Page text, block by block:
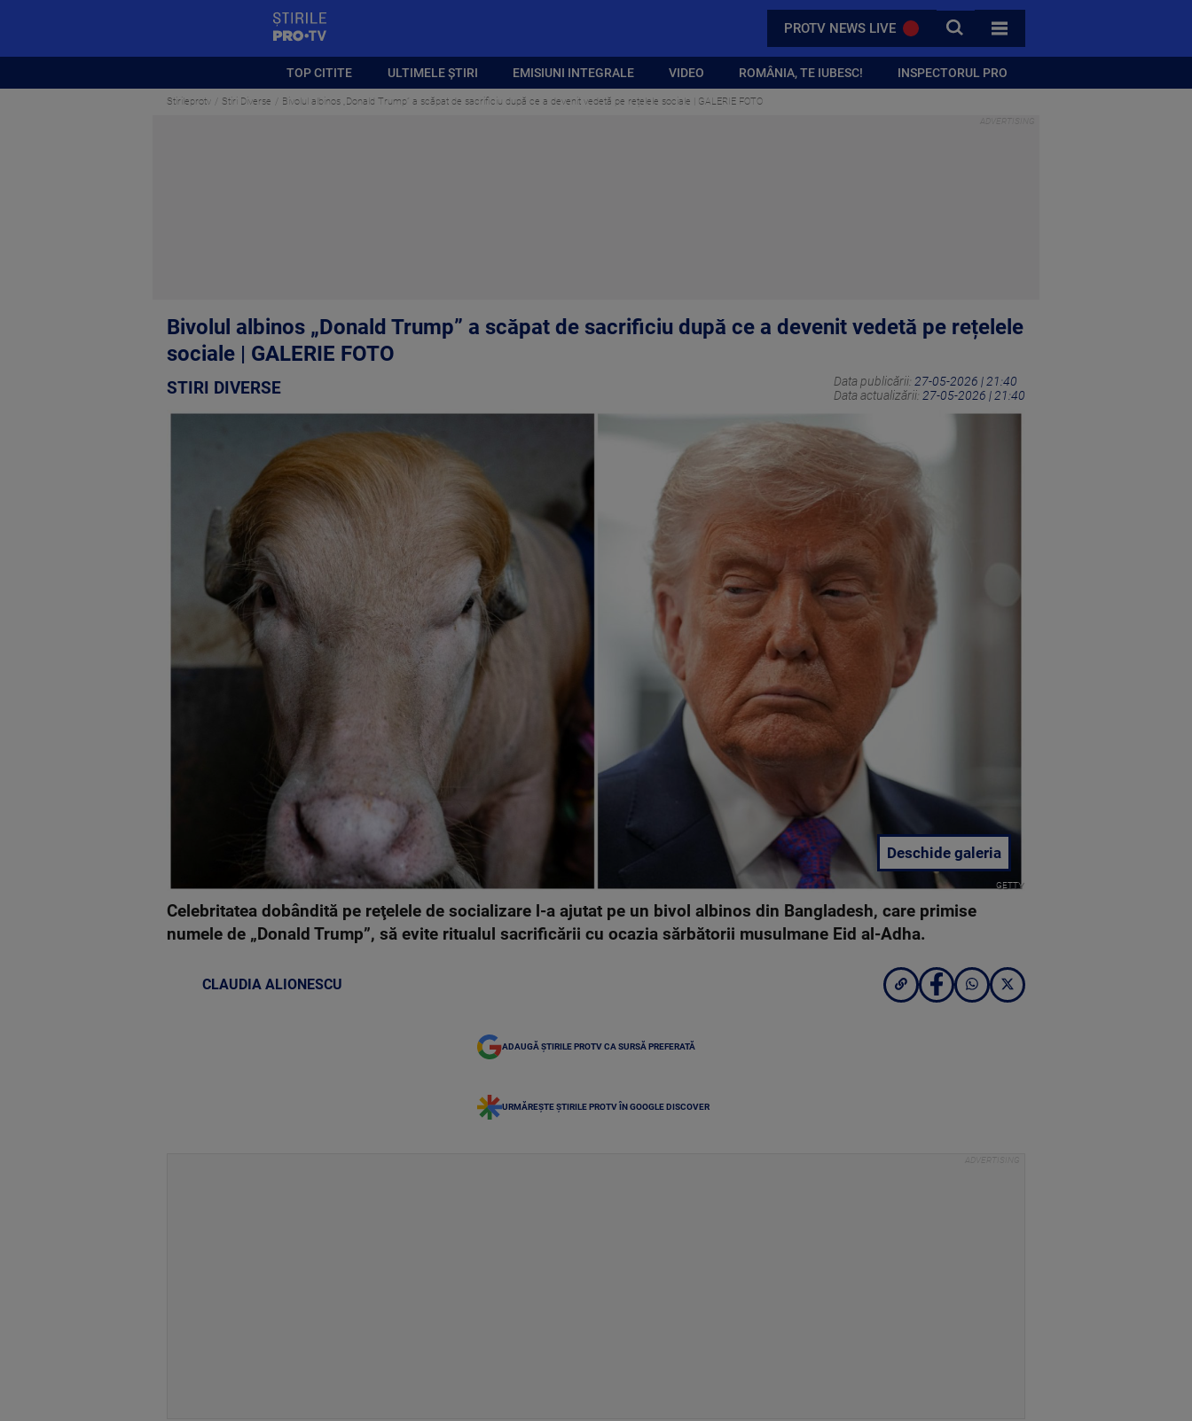
PROTV NEWS LIVE CAUTA
TOATE CATEGORIILE
TOP CITITE ULTIMELE ȘTIRI EMISIUNI INTEGRALE VIDEO ROMÂNIA, TE IUBESC! INSPECTORUL PRO
Stirileprotv Stiri Diverse Bivolul albinos „Donald Trump” a scăpat de sacrificiu după ce a devenit vedetă pe rețelele sociale | GALERIE FOTO
Bivolul albinos „Donald Trump” a scăpat de sacrificiu după ce a devenit vedetă pe rețelele
sociale | GALERIE FOTO
STIRI DIVERSE Data publicării: 27-05-2026 | 21:40
Data actualizării: 27-05-2026 | 21:40
GETTY
Deschide galeria
Celebritatea dobândită pe reţelele de socializare l-a ajutat pe un bivol albinos din Bangladesh, care primise
numele de „Donald Trump”, să evite ritualul sacrificării cu ocazia sărbătorii musulmane Eid al-Adha.
CLAUDIA ALIONESCU
ADAUGĂ ȘTIRILE PROTV CA SURSĂ PREFERATĂ
URMĂREȘTE ȘTIRILE PROTV ÎN GOOGLE DISCOVER